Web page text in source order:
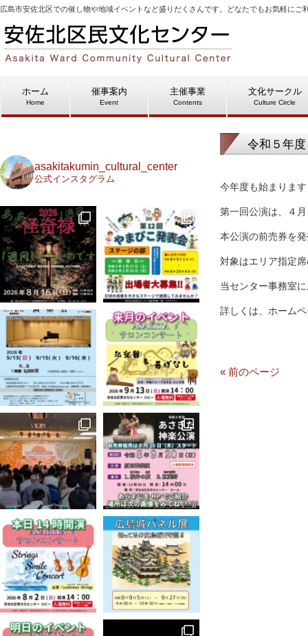
広島市安佐北区での催し物や地域イベントなど盛りだくさんです。どなたでもお気軽にご
ホーム
Home
催事案内
Event
主催事業
Contents
文化サークル
Culture Circle
令和５年
今年度も始まりま
第一回公演は、４
本公演の前売券を
対象はエリア指定
当センター事務室
詳しくは、ホーム
« 前のページ
asakitakumin_cultural_center
公式インスタグラム